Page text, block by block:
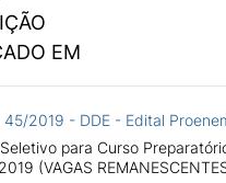
EM
45/2019 - DDE - Edital
para Curso
(VAGAS